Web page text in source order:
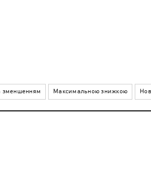
зменшенням Максимальною знижкою